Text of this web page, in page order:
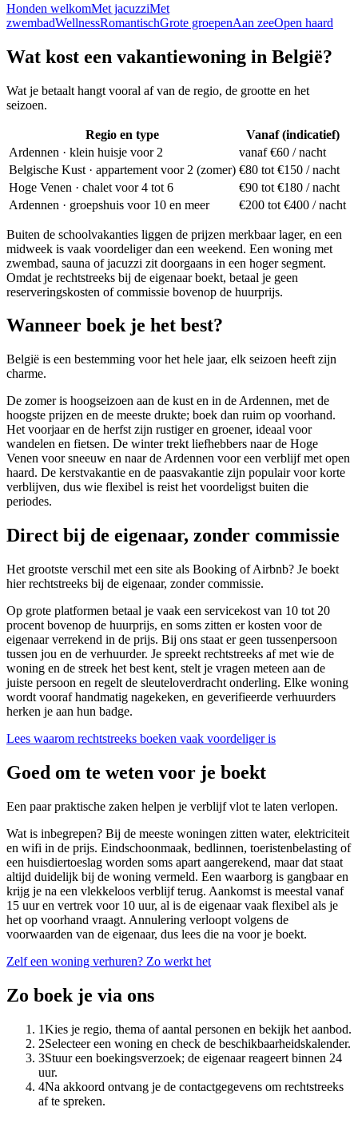
Honden welkomMet jacuzziMet
zwembadWellnessRomantischGrote groepenAan zeeOpen haard
Wat kost een vakantiewoning in België?
Wat je betaalt hangt vooral af van de regio, de grootte en het
seizoen.
Regio en type
Vanaf (indicatief)
Ardennen · klein huisje voor 2
vanaf €60 / nacht
Belgische Kust · appartement voor 2 (zomer) €80 tot €150 / nacht
Hoge Venen · chalet voor 4 tot 6
€90 tot €180 / nacht
Ardennen · groepshuis voor 10 en meer €200 tot €400 / nacht
Buiten de schoolvakanties liggen de prijzen merkbaar lager, en een
midweek is vaak voordeliger dan een weekend. Een woning met
zwembad, sauna of jacuzzi zit doorgaans in een hoger segment.
Omdat je rechtstreeks bij de eigenaar boekt, betaal je geen
reserveringskosten of commissie bovenop de huurprijs.
Wanneer boek je het best?
België is een bestemming voor het hele jaar, elk seizoen heeft zijn
charme.
De zomer is hoogseizoen aan de kust en in de Ardennen, met de
hoogste prijzen en de meeste drukte; boek dan ruim op voorhand.
Het voorjaar en de herfst zijn rustiger en groener, ideaal voor
wandelen en fietsen. De winter trekt liefhebbers naar de Hoge
Venen voor sneeuw en naar de Ardennen voor een verblijf met open
haard. De kerstvakantie en de paasvakantie zijn populair voor korte
verblijven, dus wie flexibel is reist het voordeligst buiten die
periodes.
Direct bij de eigenaar, zonder commissie
Het grootste verschil met een site als Booking of Airbnb? Je boekt
hier rechtstreeks bij de eigenaar, zonder commissie.
Op grote platformen betaal je vaak een servicekost van 10 tot 20
procent bovenop de huurprijs, en soms zitten er kosten voor de
eigenaar verrekend in de prijs. Bij ons staat er geen tussenpersoon
tussen jou en de verhuurder. Je spreekt rechtstreeks af met wie de
woning en de streek het best kent, stelt je vragen meteen aan de
juiste persoon en regelt de sleuteloverdracht onderling. Elke woning
wordt vooraf handmatig nagekeken, en geverifieerde verhuurders
herken je aan hun badge.
Lees waarom rechtstreeks boeken vaak voordeliger is
Goed om te weten voor je boekt
Een paar praktische zaken helpen je verblijf vlot te laten verlopen.
Wat is inbegrepen? Bij de meeste woningen zitten water, elektriciteit
en wifi in de prijs. Eindschoonmaak, bedlinnen, toeristenbelasting of
een huisdiertoeslag worden soms apart aangerekend, maar dat staat
altijd duidelijk bij de woning vermeld. Een waarborg is gangbaar en
krijg je na een vlekkeloos verblijf terug. Aankomst is meestal vanaf
15 uur en vertrek voor 10 uur, al is de eigenaar vaak flexibel als je
het op voorhand vraagt. Annulering verloopt volgens de
voorwaarden van de eigenaar, dus lees die na voor je boekt.
Zelf een woning verhuren? Zo werkt het
Zo boek je via ons
1Kies je regio, thema of aantal personen en bekijk het aanbod.
2Selecteer een woning en check de beschikbaarheidskalender.
3Stuur een boekingsverzoek; de eigenaar reageert binnen 24
uur.
4Na akkoord ontvang je de contactgegevens om rechtstreeks
af te spreken.